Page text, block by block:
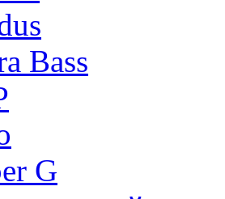
Bass
G